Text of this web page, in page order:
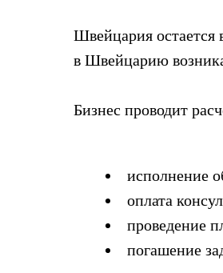
Швейцария остается
в Швейцарию
Бизнес проводит
исполнение
оплата
проведение
погашение